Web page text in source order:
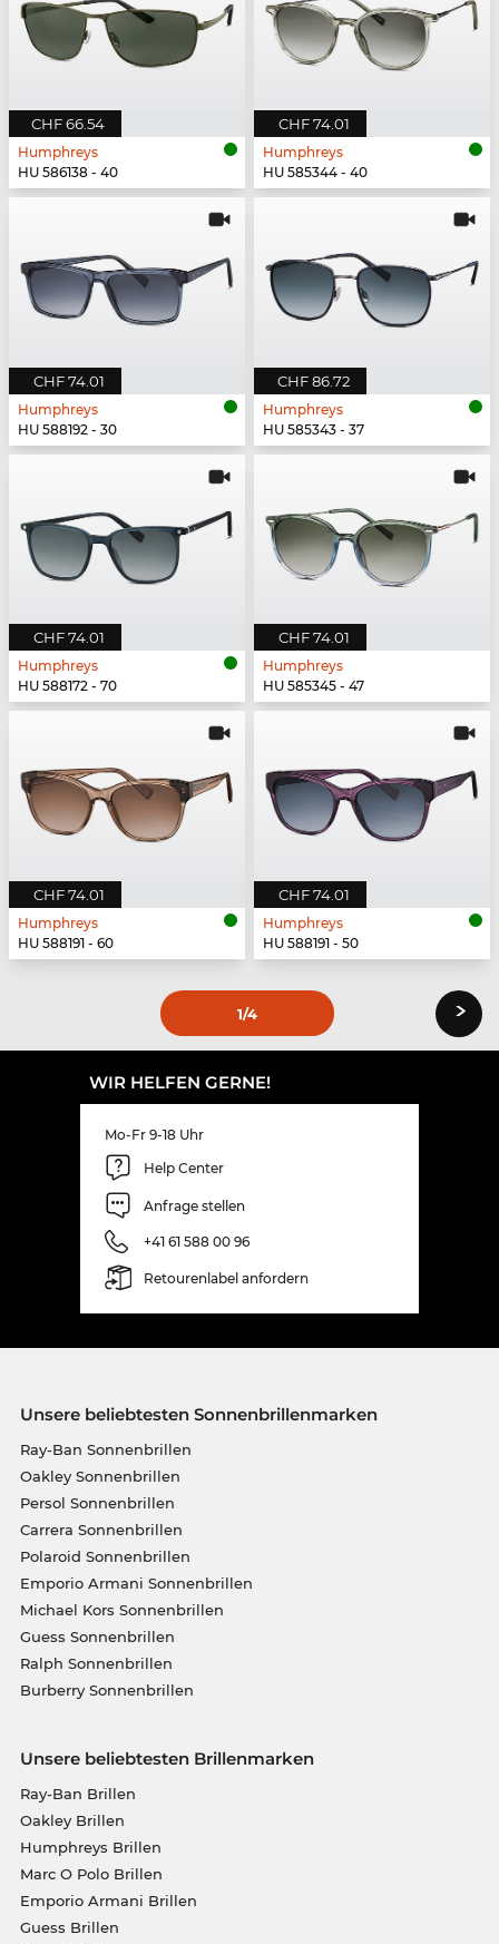
CHF 66.54
Humphreys
HU 586138 - 40
CHF 74.01
Humphreys
HU 585344 - 40
CHF 74.01
Humphreys
HU 588192 - 30
CHF 86.72
Humphreys
HU 585343 - 37
CHF 74.01
Humphreys
HU 588172 - 70
CHF 74.01
Humphreys
HU 585345 - 47
CHF 74.01
Humphreys
HU 588191 - 60
CHF 74.01
Humphreys
HU 588191 - 50
1/4 ›
WIR HELFEN GERNE!
Mo-Fr 9-18 Uhr
Help Center
Anfrage stellen
+41 61 588 00 96
Retourenlabel anfordern
Unsere beliebtesten Sonnenbrillenmarken
Ray-Ban Sonnenbrillen
Oakley Sonnenbrillen
Persol Sonnenbrillen
Carrera Sonnenbrillen
Polaroid Sonnenbrillen
Emporio Armani Sonnenbrillen
Michael Kors Sonnenbrillen
Guess Sonnenbrillen
Ralph Sonnenbrillen
Burberry Sonnenbrillen
Unsere beliebtesten Brillenmarken
Ray-Ban Brillen
Oakley Brillen
Humphreys Brillen
Marc O Polo Brillen
Emporio Armani Brillen
Guess Brillen